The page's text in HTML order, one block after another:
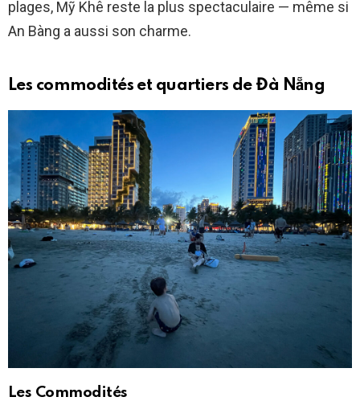
plages, Mỹ Khê reste la plus spectaculaire — même si
An Bàng a aussi son charme.
Les commodités et quartiers de Đà Nẵng
Les Commodités